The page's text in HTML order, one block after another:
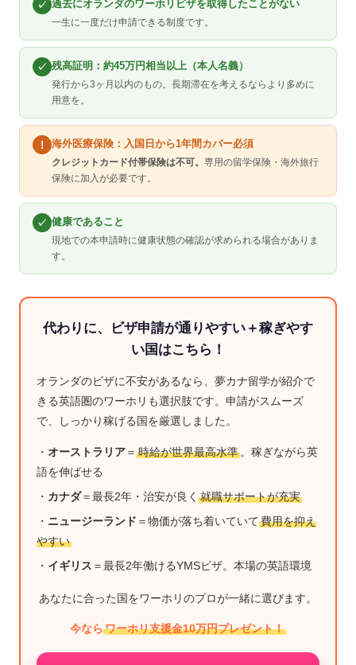
✓ 過去にオランダのワーホリビザを取得したことがない
一生に一度だけ申請できる制度です。
✓ 残高証明：約45万円相当以上（本人名義）
発行から3ヶ月以内のもの。長期滞在を考えるならより多めに
用意を。
! 海外医療保険：入国日から1年間カバー必須
クレジットカード付帯保険は不可。 専用の留学保険・海外旅行
保険に加入が必要です。
✓ 健康であること
現地での本申請時に健康状態の確認が求められる場合がありま
す。
代わりに、ビザ申請が通りやすい＋稼ぎやす
い国はこちら！
オランダのビザに不安があるなら、夢カナ留学が紹介で
きる英語圏のワーホリも選択肢です。申請がスムーズ
で、しっかり稼げる国を厳選しました。
・ オーストラリア＝ 時給が世界最高水準。稼ぎながら英
語を伸ばせる
・ カナダ＝最長2年・治安が良く 就職サポートが充実
・ ニュージーランド ＝物価が落ち着いていて費用を抑え
やすい
・ イギリス ＝最長2年働けるYMSビザ。本場の英語環境
あなたに合った国をワーホリのプロが一緒に選びます。
今ならワーホリ支援金10万円プレゼント！